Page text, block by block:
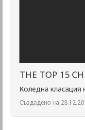
THE TOP 15
Коледна класация
Създадено на